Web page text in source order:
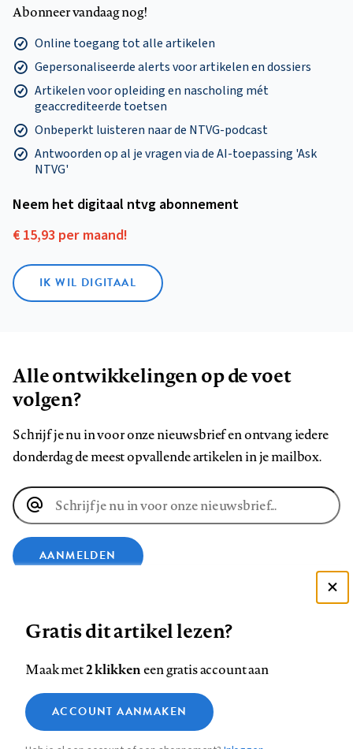
Abonneer vandaag nog!
Online toegang tot alle artikelen
Gepersonaliseerde alerts voor artikelen en dossiers
Artikelen voor opleiding en nascholing mét
geaccrediteerde toetsen
Onbeperkt luisteren naar de NTVG-podcast
Antwoorden op al je vragen via de AI-toepassing 'Ask
NTVG'
Neem het digitaal ntvg abonnement
€ 15,93 per maand!
IK WIL DIGITAAL
Alle ontwikkelingen op de voet
volgen?
Schrijf je nu in voor onze nieuwsbrief en ontvang iedere
donderdag de meest opvallende artikelen in je mailbox.
E-
mailadres
AANMELDEN
op
Facebook
op
LinkedIn
op
Bluesky
ons
op
InstagramYouTube
Footer
Contact Colofon Disclaimer Privacy
Medische vragen verdienen
betrouwbare antwoorden
Zie onze cookie policy
Analytische cookies
Gratis dit artikel lezen?
Maak met2 klikkeneen gratis account aan
ACCOUNT AANMAKEN